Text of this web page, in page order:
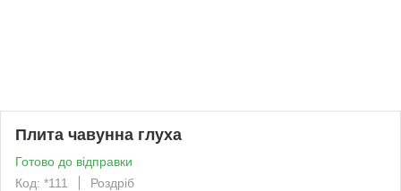
Плита чавунна глуха
Готово до відправки
Код: *111
Роздріб